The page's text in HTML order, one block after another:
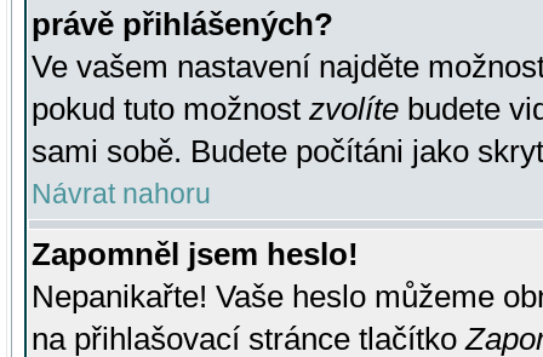
právě přihlášených?
Ve vašem nastavení najděte
pokud tuto možnost zvolíte budete
sami sobě. Budete počítáni jako
Návrat nahoru
Zapomněl jsem heslo!
Nepanikařte! Vaše heslo můžeme
na přihlašovací stránce tlačítko